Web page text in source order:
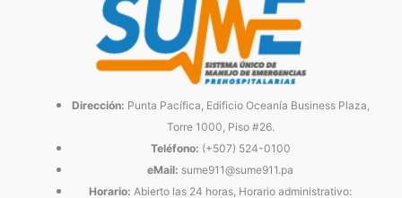
Dirección: Punta Pacífica, Edificio Oceanía Business Plaza,
Torre 1000, Piso #26.
Teléfono: (+507) 524-0100
eMail: sume911@sume911.pa
Horario: Abierto las 24 horas, Horario administrativo: